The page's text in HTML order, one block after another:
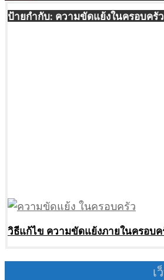
ป้ายกำกับ: ความขัดแย้งในครอบครัว
วิธีแก้ไข ความขัดแย้งภายในครอบ
เ